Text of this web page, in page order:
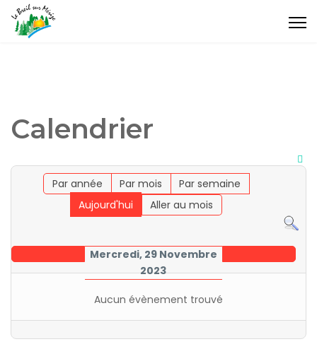
Calendrier
Par année Par mois
Par semaine
Aujourd'hui
Aller au mois
Mercredi, 29 Novembre
2023
Aucun évènement trouvé